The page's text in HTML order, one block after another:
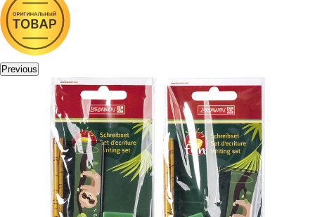
Previous